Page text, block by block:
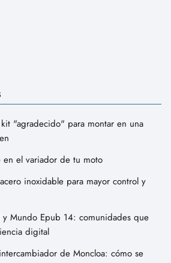
"agradecido" para montar en una
en el variador de tu moto
inoxidable para mayor control y
y Mundo Epub 14: comunidades que
digital
de Moncloa: cómo se